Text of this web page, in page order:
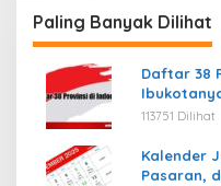
Paling Banyak Dilihat
Daftar 38
113751 Dilihat
Kalender
Pasaran,